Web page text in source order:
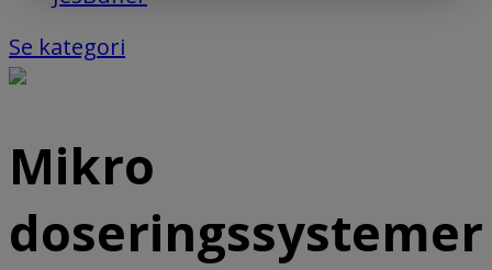
Se kategori
Mikro
doseringssystemer